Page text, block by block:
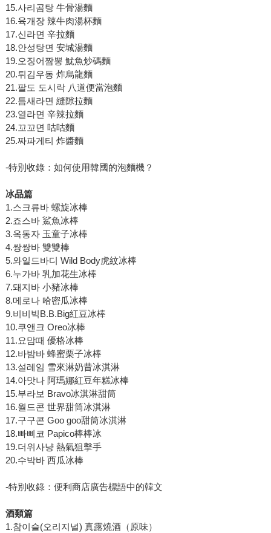
15.사리곰탕 牛骨湯麵
16.육개장 辣牛肉湯杯麵
17.신라면 辛拉麵
18.안성탕면 安城湯麵
19.오징어짬뽕 魷魚炒碼麵
20.튀김우동 炸烏龍麵
21.팔도 도시락 八道便當泡麵
22.틈새라면 縫隙拉麵
23.열라면 辛辣拉麵
24.꼬꼬면 咕咕麵
25.짜파게티 炸醬麵
-特別收錄：如何使用韓國的泡麵機？
冰品篇
1.스크류바 螺旋冰棒
2.죠스바 鯊魚冰棒
3.옥동자 玉童子冰棒
4.쌍쌍바 雙雙棒
5.와일드바디 Wild Body虎紋冰棒
6.누가바 乳加花生冰棒
7.돼지바 小豬冰棒
8.메로나 哈密瓜冰棒
9.비비빅B.B.Big紅豆冰棒
10.쿠앤크 Oreo冰棒
11.요맘때 優格冰棒
12.바밤바 蜂蜜栗子冰棒
13.설레임 雪來淋奶昔冰淇淋
14.아맛나 阿瑪娜紅豆年糕冰棒
15.부라보 Bravo冰淇淋甜筒
16.월드콘 世界甜筒冰淇淋
17.구구콘 Goo goo甜筒冰淇淋
18.빠삐코 Papico棒棒冰
19.더위사냥 熱氣狙擊手
20.수박바 西瓜冰棒
-特別收錄：便利商店廣告標語中的韓文
酒類篇
1.참이슬(오리지널) 真露燒酒（原味）